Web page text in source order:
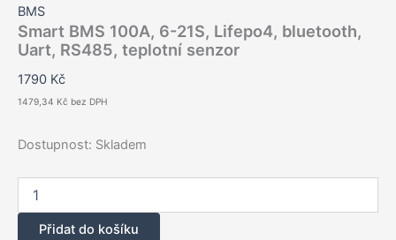
BMS
Smart BMS 100A, 6-21S, Lifepo4, bluetooth,
Uart, RS485, teplotní senzor
1790 Kč
1479,34 Kč bez DPH
Dostupnost: Skladem
BMS
100A,
Přidat do košíku